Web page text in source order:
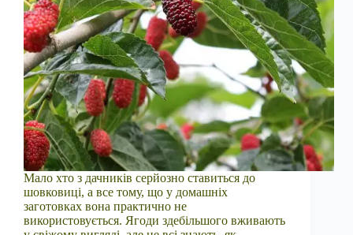
Мало хто з дачників серйозно ставиться до
шовковиці, а все тому, що у домашніх
заготовках вона практично не
використовується. Ягоди здебільшого вживають